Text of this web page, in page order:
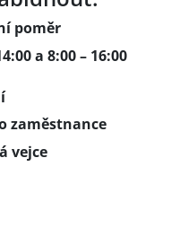
poměr
a 8:00 – 16:00
zaměstnance
vejce